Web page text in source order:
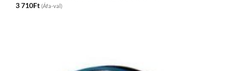
3 710Ft (Áfa-val)